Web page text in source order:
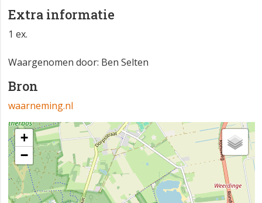
Extra informatie
1 ex.
Waargenomen door: Ben Selten
Bron
waarneming.nl
+
−